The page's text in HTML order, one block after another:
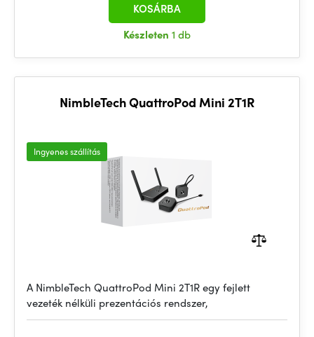
Készleten 1 db
KOSÁRBA
NimbleTech QuattroPod Mini 2T1R
Ingyenes szállítás
A NimbleTech QuattroPod Mini 2T1R egy fejlett
vezeték nélküli prezentációs rendszer,